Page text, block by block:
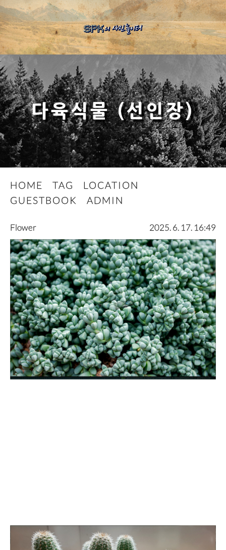
다육식물 (선인장)
HOME TAG
LOCATION
GUESTBOOK
ADMIN
Flower 2025. 6. 17. 16:49